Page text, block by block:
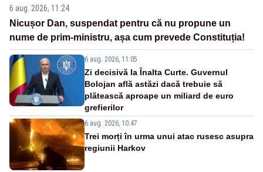
6 aug. 2026, 11:24
Nicușor Dan, suspendat pentru că nu propune un
nume de prim-ministru, așa cum prevede Constituția!
6 aug. 2026, 11:05
Zi decisivă la Înalta Curte. Guvernul
Bolojan află astăzi dacă trebuie să
plătească aproape un miliard de euro
grefierilor
6 aug. 2026, 10:47
Trei morți în urma unui atac rusesc asupra
regiunii Harkov